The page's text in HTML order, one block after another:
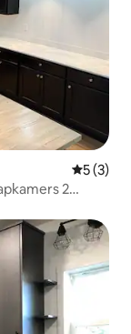
5 (3)
2